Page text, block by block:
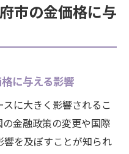
市の金価格に与
に与える影響
に大きく影響されるこ
金融政策の変更や国際
を及ぼすことが知られ